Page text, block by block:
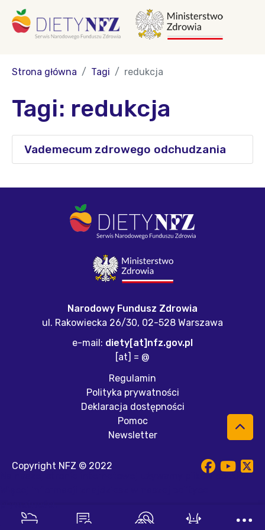
Strona główna Tagi redukcja
Tagi: redukcja
Vademecum zdrowego odchudzania
Narodowy Fundusz Zdrowia
ul. Rakowiecka 26/30, 02-528 Warszawa
e-mail: diety[at]nfz.gov.pl
[at] = @
Regulamin
Polityka prywatności
Deklaracja dostępności
Pomoc
Newsletter
Copyright NFZ © 2022
Na naszej stronie internetowej używamy plików cookies.